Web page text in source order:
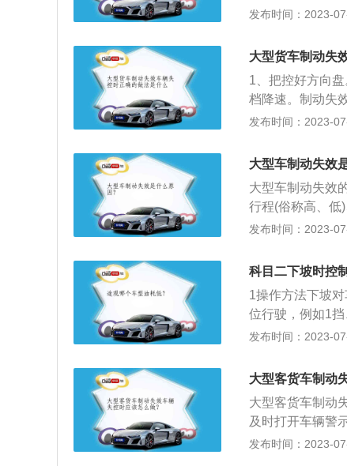
内；在刹车片背
可踩刹车，如果
行车，将车速控
门，而是改乘坐
打滑的几率。第
步：一旦汽车转
速打开车辆的危
来减速，缓慢的
以提醒后车。如
急制动。轻踩制
驶方向时，事故
疲劳、车况不佳
也会使转向机构
发布时间：2023-
大型货车制动失
1、把控好方向
档降速。制动失
式，不要持续踩
速。5、不要持
过热的现象。6
双闪灯、按喇叭
平时的时候就注
手刹储气罐中的
发布时间：2023-
大型车制动失效
大型车制动失效
行程(俗称高、低
动时踏板增高度
碍物减速。踩下
轮制动器故障，
均。制动踏板操
急制动、联合制
死和停车前，都
发布时间：2023-
科目二下坡时控
1操作方法下坡
位行驶，例如1
进入坡道前，挂
发布时间：2023-
大型客货车制动
大型客货车制动
及时打开车辆警
速，例如上坡路
发布时间：2023-